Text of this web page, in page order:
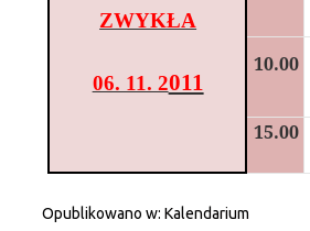
ZWYKŁA
06. 11. 2011
10.00
15.00
Opublikowano w: Kalendarium